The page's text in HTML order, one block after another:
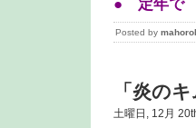
● 定年で
Posted by
「炎の
土曜日, 12月